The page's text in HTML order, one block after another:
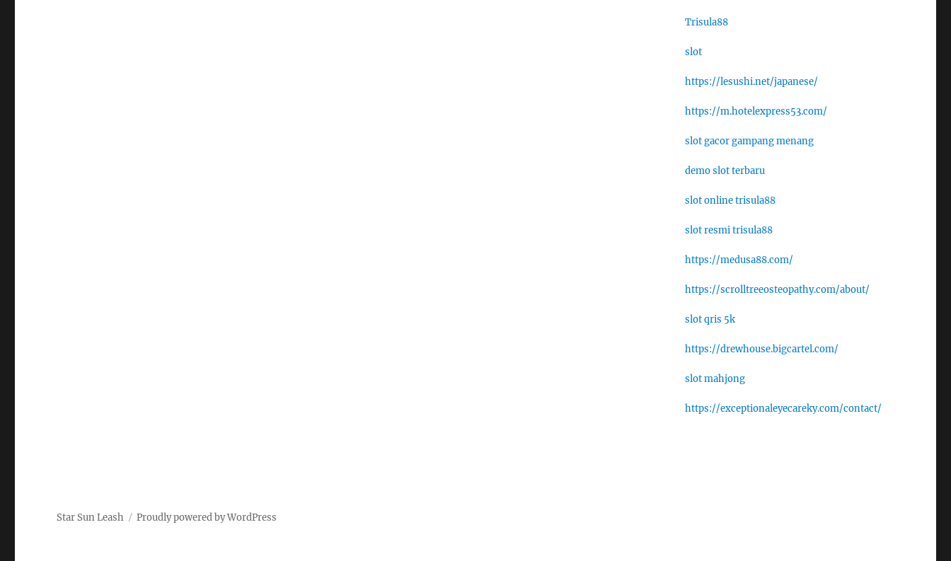
Trisula88
slot
https://lesushi.net/japanese/
https://m.hotelexpress53.com/
slot gacor gampang menang
demo slot terbaru
slot online trisula88
slot resmi trisula88
https://medusa88.com/
https://scrolltreeosteopathy.com/about/
slot qris 5k
https://drewhouse.bigcartel.com/
slot mahjong
https://exceptionaleyecareky.com/contact/
Star Sun Leash Proudly powered by WordPress